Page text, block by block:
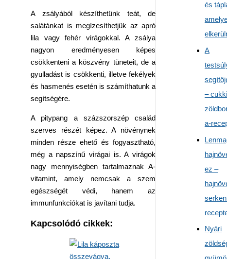
A zsályából készíthetünk teát, de
salátánkat is megízesíthetjük az apró
lila vagy fehér virágokkal. A zsálya
nagyon eredményesen képes
csökkenteni a köszvény tüneteit, de a
gyulladást is csökkenti, illetve fekélyek
és hasmenés esetén is számíthatunk a
segítségére.
A pitypang a százszorszép család
szerves részét képez. A növénynek
minden része ehető és fogyasztható,
még a napszínű virágai is. A virágok
nagy mennyiségben tartalmaznak A-
vitamint, amely nemcsak a szem
egészségét védi, hanem az
immunfunkciókat is javítani tudja.
Kapcsolódó cikkek:
és
A
–
a-
ez –
Nyári